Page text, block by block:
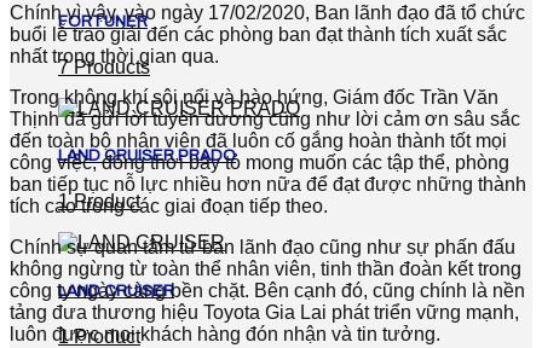
FORTUNER
7 Products
LAND CRUISER PRADO
1 Product
LAND CRUISER
1 Product
Chính vì vậy, vào ngày 17/02/2020, Ban lãnh đạo đã tổ chức
buổi lễ trao giải đến các phòng ban đạt thành tích xuất sắc
nhất trong thời gian qua.
Trong không khí sôi nổi và hào hứng, Giám đốc Trần Văn
Thịnh đã gửi lời tuyên dương cũng như lời cảm ơn sâu sắc
đến toàn bộ nhân viên đã luôn cố gắng hoàn thành tốt mọi
công việc, đồng thời bày tỏ mong muốn các tập thể, phòng
ban tiếp tục nỗ lực nhiều hơn nữa để đạt được những thành
tích cao trong các giai đoạn tiếp theo.
Chính sự quan tâm từ ban lãnh đạo cũng như sự phấn đấu
không ngừng từ toàn thể nhân viên, tinh thần đoàn kết trong
công ty ngày càng bền chặt. Bên cạnh đó, cũng chính là nền
tảng đưa thương hiệu Toyota Gia Lai phát triển vững mạnh,
luôn được mọi khách hàng đón nhận và tin tưởng.